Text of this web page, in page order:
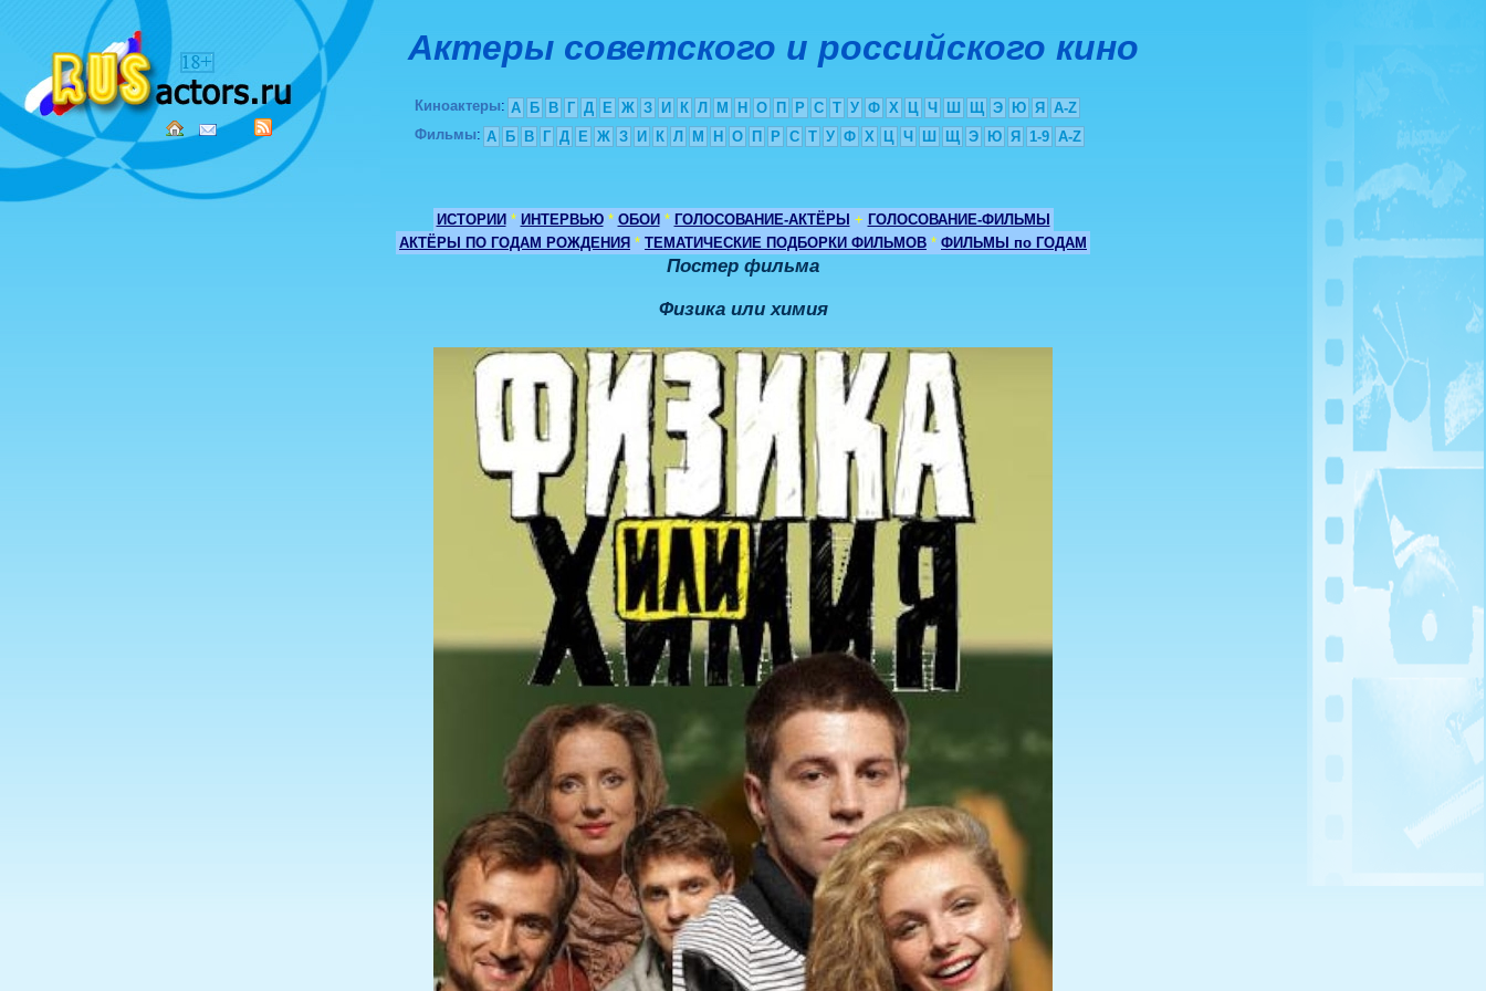
Актеры советского и российского кино
Киноактеры: А Б В Г Д Е Ж З И К Л М Н О П Р С Т У Ф Х Ц Ч Ш Щ Э Ю Я
A-Z
Фильмы: А Б В Г Д Е Ж З И К Л М Н О П Р С Т У Ф Х Ц Ч Ш Щ Э Ю Я 1-9 A-Z
ИСТОРИИ * ИНТЕРВЬЮ * ОБОИ * ГОЛОСОВАНИЕ-АКТЁРЫ + ГОЛОСОВАНИЕ-ФИЛЬМЫ
АКТЁРЫ ПО ГОДАМ РОЖДЕНИЯ * ТЕМАТИЧЕСКИЕ ПОДБОРКИ ФИЛЬМОВ * ФИЛЬМЫ по ГОДАМ
Постер фильма
Физика или химия